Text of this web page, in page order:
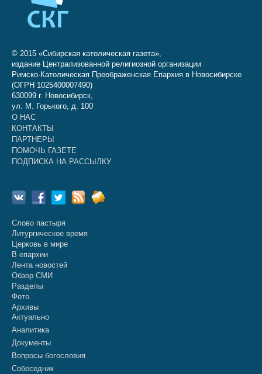
© 2015 «Сибирская католическая газета»,
издание Централизованной религиозной организации
Римско-Католическая Преображенская Епархия в Новосибирске
(ОГРН 1025400007490)
630099 г. Новосибирск,
ул. М. Горького, д. 100
О НАС
КОНТАКТЫ
ПАРТНЕРЫ
ПОМОЧЬ ГАЗЕТЕ
ПОДПИСКА НА РАССЫЛКУ
Слово пастыря
Литургическое время
Церковь в мире
В епархии
Лента новостей
Обзор СМИ
Разделы
Фото
Архивы
Актуально
Аналитика
Документы
Вопросы богословия
Собеседник